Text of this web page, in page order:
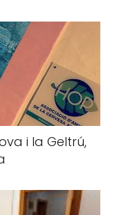
i la Geltrú,